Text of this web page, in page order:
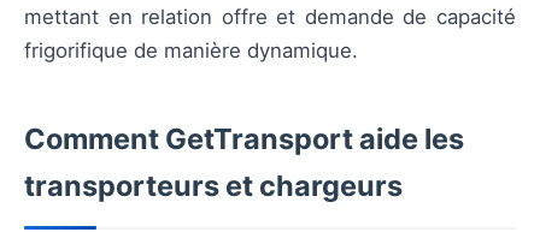
mettant en relation offre et demande de capacité
frigorifique de manière dynamique.
Comment GetTransport aide les
transporteurs et chargeurs